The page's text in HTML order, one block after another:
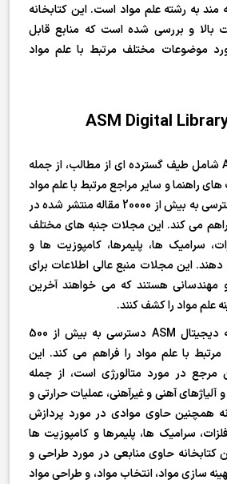
مند به رشته علم مواد است. این کتابخانه
بالا و بررسی شده است که منابع قابل
موضوعات مختلف مرتبط با علم مواد
کتابخانه دیجیتال ASM شامل طیف گسترده ای از مطالب، از جمله
راهنما و سایر مراجع مرتبط با علم مواد
است. این کتابخانه دسترسی به بیش از 20000 مقاله منتشر شده در
فراهم می کند. این مجلات جنبه های مختلف
سرامیک ها، پلیمرها، کامپوزیت ها و
این مجلات منبع عالی اطلاعات برای
مهندسانی هستند که می خواهند آخرین
علم مواد را کشف کنند.
علاوه بر این، کتابخانه دیجیتال ASM دسترسی به بیش از 500
با علم مواد را فراهم می کند. این
مرجع در مورد متالورژی است، از جمله
آلیاژهای آهنی و غیرآهنی، عملیات حرارتی و
همچنین حاوی موادی در مورد پردازش
سرامیک ها، پلیمرها و کامپوزیت ها
کتابخانه حاوی منابعی در مورد طراحی و
سازی مواد، انتخاب مواد، و طراحی مواد